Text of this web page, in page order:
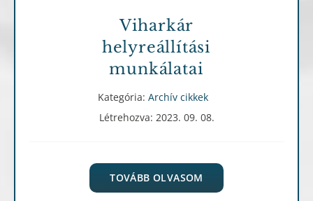
Viharkár
helyreállítási
munkálatai
Kategória: Archív cikkek
Létrehozva: 2023. 09. 08.
TOVÁBB OLVASOM